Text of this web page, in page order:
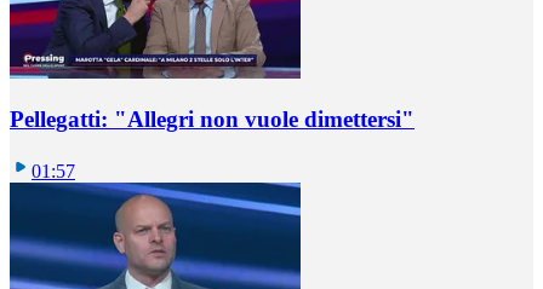
Pellegatti: "Allegri non vuole dimettersi"
01:57